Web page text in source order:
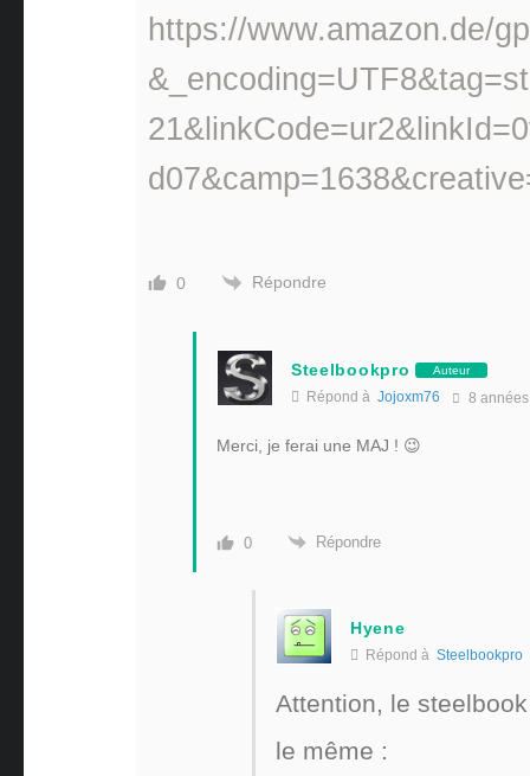
https://www.amazon.de/
0 Répondre
Steelbookpro Auteur
Répond à Jojoxm76 8 années
Merci, je ferai une MAJ ! 😉
0 Répondre
Hyene
Répond à Steelbookpro
Attention, le
le même :